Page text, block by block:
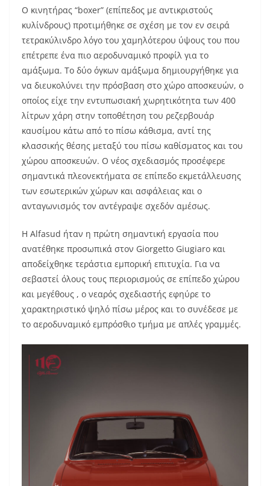
Ο κινητήρας “boxer” (επίπεδος με αντικριστούς
κυλίνδρους) προτιμήθηκε σε σχέση με τον εν σειρά
τετρακύλινδρο λόγο του χαμηλότερου ύψους του που
επέτρεπε ένα πιο αεροδυναμικό προφίλ για το
αμάξωμα. Το δύο όγκων αμάξωμα δημιουργήθηκε για
να διευκολύνει την πρόσβαση στο χώρο αποσκευών, ο
οποίος είχε την εντυπωσιακή χωρητικότητα των 400
λίτρων χάρη στην τοποθέτηση του ρεζερβουάρ
καυσίμου κάτω από το πίσω κάθισμα, αντί της
κλασσικής θέσης μεταξύ του πίσω καθίσματος και του
χώρου αποσκευών. Ο νέος σχεδιασμός προσέφερε
σημαντικά πλεονεκτήματα σε επίπεδο εκμετάλλευσης
των εσωτερικών χώρων και ασφάλειας και ο
ανταγωνισμός τον αντέγραψε σχεδόν αμέσως.
Η Alfasud ήταν η πρώτη σημαντική εργασία που
ανατέθηκε προσωπικά στον Giorgetto Giugiaro και
αποδείχθηκε τεράστια εμπορική επιτυχία. Για να
σεβαστεί όλους τους περιορισμούς σε επίπεδο χώρου
και μεγέθους , ο νεαρός σχεδιαστής εφηύρε το
χαρακτηριστικό ψηλό πίσω μέρος και το συνέδεσε με
το αεροδυναμικό εμπρόσθιο τμήμα με απλές γραμμές.